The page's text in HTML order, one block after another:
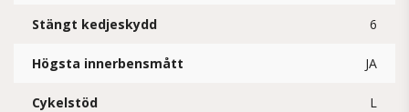
Stängt kedjeskydd 6
Högsta innerbensmått JA
Cykelstöd L